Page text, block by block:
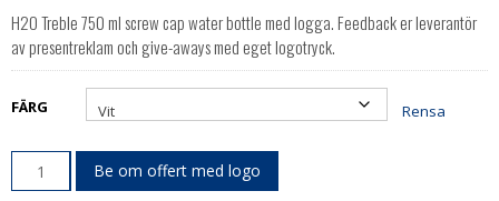
H2O Treble 750 ml screw cap water bottle med logga. Feedback er leverantör
av presentreklam och give-aways med eget logotryck.
FÄRG Rensa
Be om offert med logo